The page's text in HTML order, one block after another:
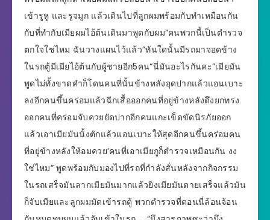
เข้ารูหู และรูจมูก แล้วเดินไปที่ลูกผมพร้อมกับทำเหมือนกัน
กับที่ทำกับเมียผมไอ้ต้นเดินมาพูดกับผม”คนพวกนี้เป็นตำรวจ
ตกใจใช่ไหม ฉันวางแผนไว้แล้ว”ทันใดนั้นมีรถมาจอดข้าง
ในรถตู้มีเมียไอ้ต้นกับผู้ชายอีก5คน“นี่มันอะไรกันคะ”เมียมัน
พูดไม่ทั้งขาดคำก็โดนคนที่นั้นข้างหลังอุดปากแล้วแอนเบาะ
ลงอีกคนขึ้นคร่อมแล้วฉีกเสื้อออกคนที่อยู่ข้างหลังดึงยกทรง
ออกคนที่คร่อมจับควยยัดปากอีกคนแกะเข็ดขัดนิรภัยออก
แล้วเอาเมียมันนั้งตักแล้วแอนเบาะให้สุดอีกคนขึ้นคร่อมคน
ที่อยู่ข้างหลังให้อมควย‘คนที่เอาเมียกูก็ตำรวจเหมือนกัน งง
ใช่ไหม” พูดพร้อมกับมองไปที่รถที่กำลังสั่นหลังจากกิจกรรม
ในรถเสร็จมันลากเมียมันมากแล้วยิงเมียมันตายเสร็จแล้วมัน
ก็จับเมียและลูกผมมัดเข้ารถตู้ พวกตำรวจที่ตอนนี่ล้อนจ้อน